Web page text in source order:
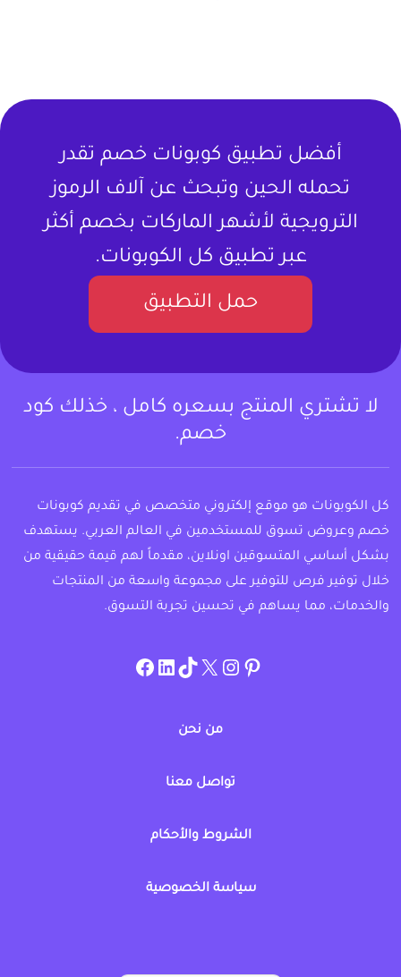
أفضل تطبيق كوبونات خصم تقدر
تحمله الحين وتبحث عن آلاف الرموز
الترويجية لأشهر الماركات بخصم أكثر
عبر تطبيق كل الكوبونات.
حمل التطبيق
لا تشتري المنتج بسعره كامل ، خذلك كود
خصم.
كل الكوبونات هو موقع إلكتروني متخصص في تقديم كوبونات
خصم وعروض تسوق للمستخدمين في العالم العربي. يستهدف
بشكل أساسي المتسوقين اونلاين، مقدماً لهم قيمة حقيقية من
خلال توفير فرص للتوفير على مجموعة واسعة من المنتجات
والخدمات، مما يساهم في تحسين تجربة التسوق.
pinterest
allcouponat
twitter
TikTok
linkedin
facebook
من نحن
تواصل معنا
الشروط والأحكام
سياسة الخصوصية